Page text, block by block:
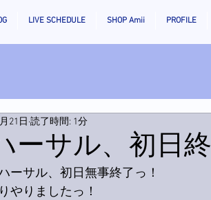
LIVE SCHEDULE SHOP Amii PROFILE
ーサル、初日終
21日 読了時間: 1分
ーサル、初日無事終了っ！
やりましたっ！